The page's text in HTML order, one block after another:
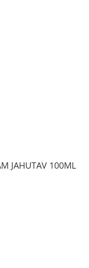
JAHUTAV 100ML